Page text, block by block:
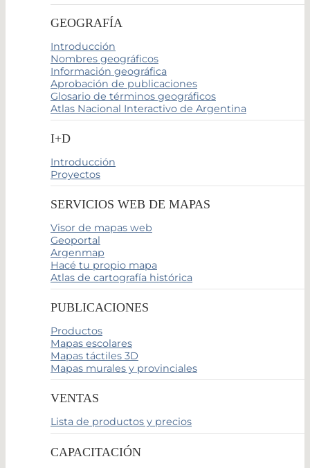
GEOGRAFÍA
Introducción
Nombres geográficos
Información geográfica
Aprobación de publicaciones
Glosario de términos geográficos
Atlas Nacional Interactivo de Argentina
I+D
Introducción
Proyectos
SERVICIOS WEB DE MAPAS
Visor de mapas web
Geoportal
Argenmap
Hacé tu propio mapa
Atlas de cartografía histórica
PUBLICACIONES
Productos
Mapas escolares
Mapas táctiles 3D
Mapas murales y provinciales
VENTAS
Lista de productos y precios
CAPACITACIÓN